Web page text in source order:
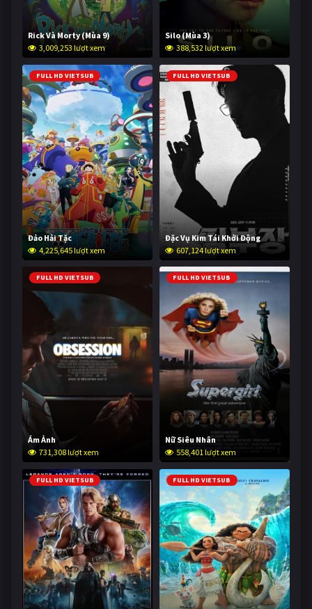
Rick Và Morty (Mùa 9)
3,009,253 lượt xem
Silo (Mùa 3)
388,532 lượt xem
FULL HD VIETSUB
Đảo Hải Tặc
4,225,645 lượt xem
FULL HD VIETSUB
Đặc Vụ Kim Tái Khởi Động
607,124 lượt xem
FULL HD VIETSUB
Ám Ảnh
731,308 lượt xem
FULL HD VIETSUB
Nữ Siêu Nhân
558,401 lượt xem
FULL HD VIETSUB FULL HD VIETSUB